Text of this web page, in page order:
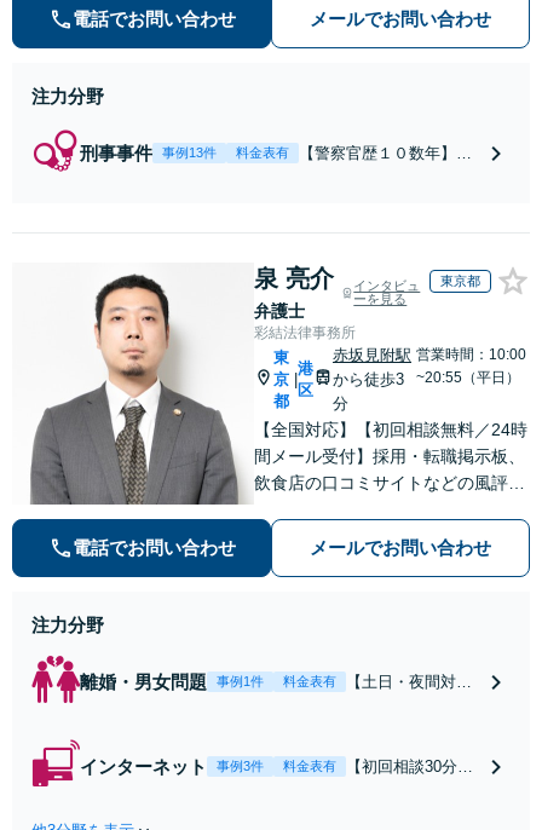
婚などの民事から刑事事件まで幅広
く支援【完全個室】
電話でお問い合わせ メールでお問い合わせ
注力分野
刑事事件 事例13件 料金表有
【警察官歴１０数年】
訴・身柄釈放実績多数！
捜査経験を活かした先回
りのサポートが強み。高
い交渉力で示談成立へ尽
力。少年事件／告訴・告
発の経験多数有り
泉 亮介
弁護士
インタビュ
ーを見る
東京都
彩結法律事務所
東
京
都
港
区
赤坂見附駅
から徒歩3
分
営業時間：10:00
~20:55（平日）
【全国対応】【初回相談無料／24時
間メール受付】採用・転職掲示板、
飲食店の口コミサイトなどの風評被
の種類を問わず相談可。可能な限り
早期対応で駆けつけサポート【労
電話でお問い合わせ メールでお問い合わせ
注力分野
離婚・男女問題 事例1件 料金表有
【土日・夜間対応
れたら、サインす
インターネット 事例3件 料金表有
【初回相談30分無